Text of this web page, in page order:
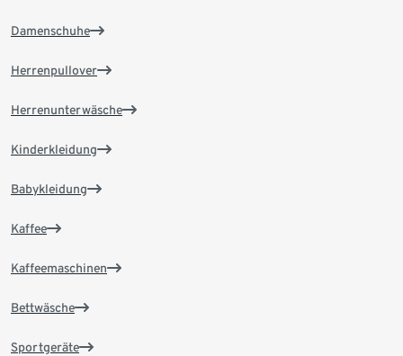
Damenschuhe
Herrenpullover
Herrenunterwäsche
Kinderkleidung
Babykleidung
Kaffee
Kaffeemaschinen
Bettwäsche
Sportgeräte